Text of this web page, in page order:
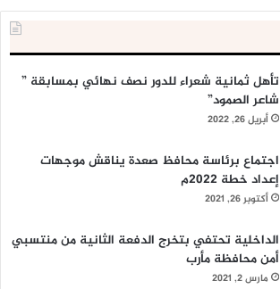
تأهل ثمانية شعراء للدور نصف نهائي بمسابقة ”
شاعر الصمود”
أبريل 26, 2022
اجتماع برئاسة محافظ صعدة يناقش موجهات
إعداد خطة 2022م
أكتوبر 26, 2021
الداخلية تحتفي بتخرج الدفعة الثانية من منتسبي
أمن محافظة مأرب
مارس 2, 2021